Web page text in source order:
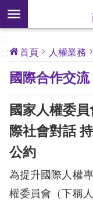
前往主要內容區塊
搜
尋
開
]
核
心
人
權
公
約
關
於
本
會
:::
首頁 人權業務
國際合作交流
國家人權委
際社會對話
公約
為提升國際人權
權委員會（下稱